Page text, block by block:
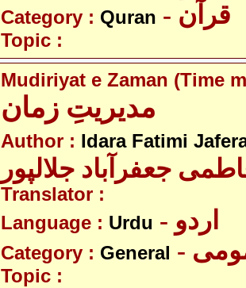
Category : Quran - قرآن
Topic :
Mudiriyat e Zaman (Time
مدیریتِ زمان
Author : Idara Fatimi
جعفرآباد جلالپور
Translator :
Language : Urdu - اردو
Category : General
Topic :